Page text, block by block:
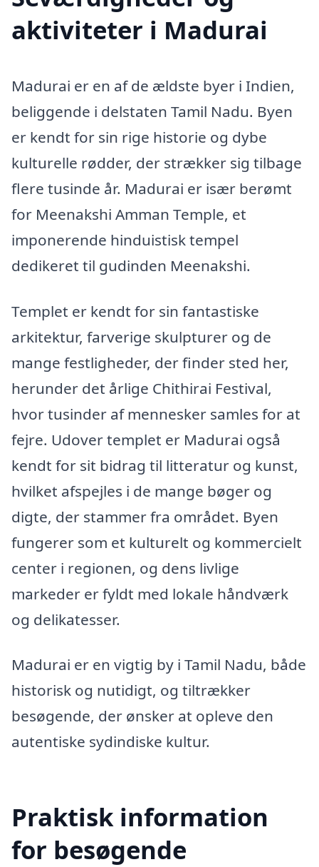
aktiviteter i Madurai
Madurai er en af de ældste byer i Indien,
beliggende i delstaten Tamil Nadu. Byen
er kendt for sin rige historie og dybe
kulturelle rødder, der strækker sig tilbage
flere tusinde år. Madurai er især berømt
for Meenakshi Amman Temple, et
imponerende hinduistisk tempel
dedikeret til gudinden Meenakshi.
Templet er kendt for sin fantastiske
arkitektur, farverige skulpturer og de
mange festligheder, der finder sted her,
herunder det årlige Chithirai Festival,
hvor tusinder af mennesker samles for at
fejre. Udover templet er Madurai også
kendt for sit bidrag til litteratur og kunst,
hvilket afspejles i de mange bøger og
digte, der stammer fra området. Byen
fungerer som et kulturelt og kommercielt
center i regionen, og dens livlige
markeder er fyldt med lokale håndværk
og delikatesser.
Madurai er en vigtig by i Tamil Nadu, både
historisk og nutidigt, og tiltrækker
besøgende, der ønsker at opleve den
autentiske sydindiske kultur.
Praktisk information
for besøgende